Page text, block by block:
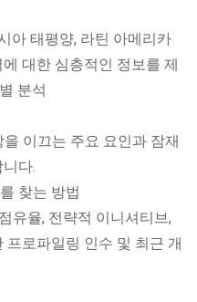
아 태평양, 라틴 아메리카
대한 심층적인 정보를 제
분석
이끄는 주요 요인과 잠재
다.
찾는 방법
유율, 전략적 이니셔티브,
프로파일링 인수 및 최근 개